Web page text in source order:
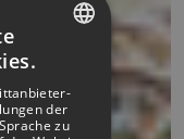
SPANISH
ITALIAN
der
zu